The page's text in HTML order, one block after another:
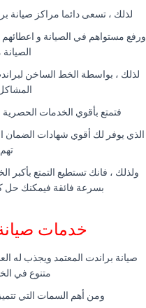
لذلك ، تسعى دائما مراكز صيانة
ورفع مستواهم في الصيانة و
لذلك ، بواسطة الخط الساخن
فتمتع بأقوي الخدمات
الذي يوفر لك أقوي شهادات الضمان
ولذلك ، فانك تستطيع التمتع بأكبر
بسرعة فائقة فيمكنك حل
خدمات
صيانة براندت المعتمد ويجذب له
متنوع في
ومن أهم السمات التي